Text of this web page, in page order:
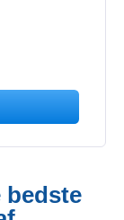
bedste